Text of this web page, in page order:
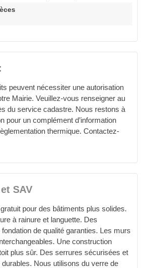
peuvent nécessiter une autorisation
Mairie. Veuillez-vous renseigner au
du service cadastre. Nous restons à
pour un complément d’information
thermique. Contactez-
SAV
pour des bâtiments plus solides.
à rainure et languette. Des
de qualité garanties. Les murs
Une construction
plus sûr. Des serrures sécurisées et
Nous utilisons du verre de